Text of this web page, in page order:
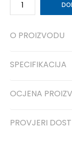
O PROIZVODU
SPECIFIKACIJA
OCJENA
PROVJERI